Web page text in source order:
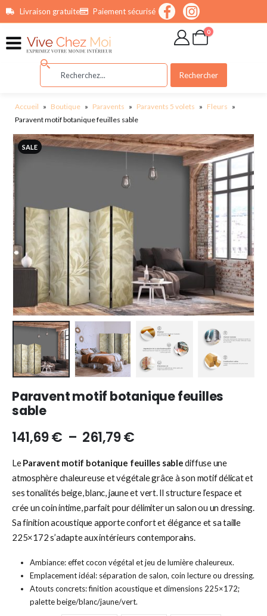
principalLivraison gratuite Paiement sécurisé
0
Rechercher
Accueil » Boutique » Paravents » Paravents 5 volets » Fleurs »
Paravent motif botanique feuilles sable
SALE
Paravent motif botanique feuilles
sable
141,69€ – 261,79€
LeParavent motif botanique feuilles sablediffuse une
atmosphère chaleureuse et végétale grâce à son motif délicat et
ses tonalités beige, blanc, jaune et vert. Il structure l’espace et
crée un coin intime, parfait pour délimiter un salon ou un dressing.
Sa finition acoustique apporte confort et élégance et sa taille
225×172 s’adapte aux intérieurs contemporains.
Ambiance: effet cocon végétal et jeu de lumière chaleureux.
Emplacement idéal: séparation de salon, coin lecture ou dressing.
Atouts concrets: finition acoustique et dimensions 225×172;
palette beige/blanc/jaune/vert.